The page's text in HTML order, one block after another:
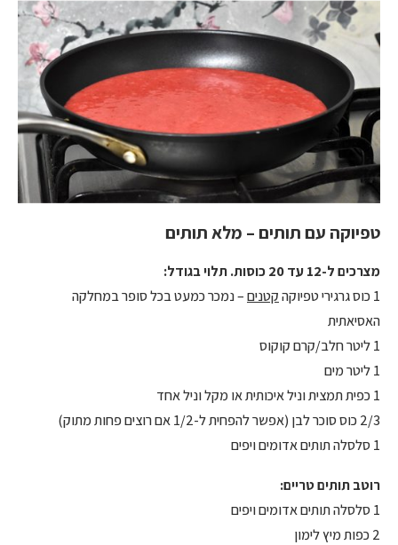
טפיוקה עם תותים – מלא תותים
מצרכים ל-12 עד 20 כוסות. תלוי בגודל:
1 כוס גרגירי טפיוקה
קטנים– נמכר כמעט בכל סופר במחלקה
האסיאתית
1 ליטר חלב/קרם קוקוס
1 ליטר מים
1 כפית תמצית וניל איכותית או מקל וניל אחד
2/3 כוס סוכר לבן (אפשר להפחית ל-1/2 אם רוצים פחות מתוק)
1 סלסלה תותים אדומים ויפים
רוטב תותים טריים:
1 סלסלה תותים אדומים ויפים
2 כפות מיץ לימון